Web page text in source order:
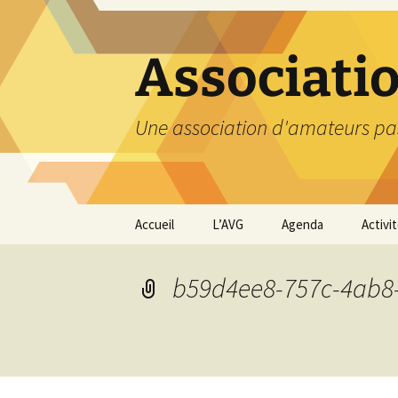
contenu
Une association d'amateurs
Accueil L’AVG Agenda
b59d4ee8-757c-